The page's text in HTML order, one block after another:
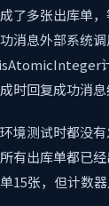
了多张出库单
消息外部系统
时回复成功消息
境测试时都没
有出库单都已
15张，但计数器